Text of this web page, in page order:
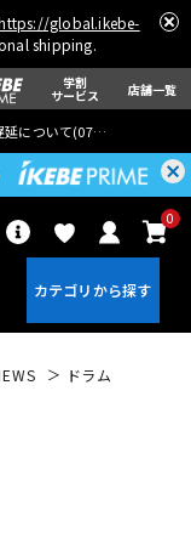
global.ikebe-
shipping.
学割
サービス 店舗一覧
延について(07月29日
0
ドラム